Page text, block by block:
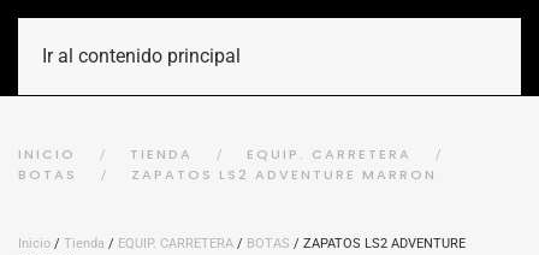
Ir al contenido principal
INICIO TIENDA
EQUIP. CARRETERA
BOTAS
ZAPATOS LS2 ADVENTURE MARRON
Inicio / Tienda / EQUIP. CARRETERA / BOTAS / ZAPATOS LS2 ADVENTURE